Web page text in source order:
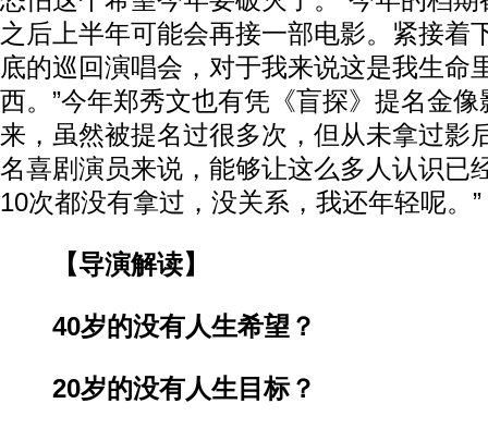
之后上半年可能会再接一部电影。紧接着
底的巡回演唱会，对于我来说这是我生命
西。”今年郑秀文也有凭《盲探》提名金
来，虽然被提名过很多次，但从未拿过影
名喜剧演员来说，能够让这么多人认识已
10次都没有拿过，没关系，我还年轻呢。”
【导演解读】
40岁的没有人生希望？
20岁的没有人生目标？